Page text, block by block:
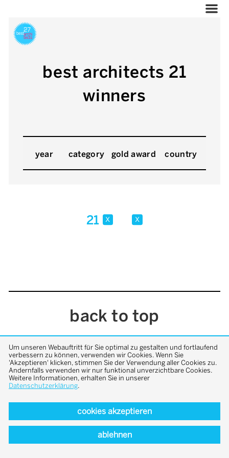
best architects 21
winners
year category gold award country
21 x x
back to top
Um unseren Webauftritt für Sie optimal zu gestalten und fortlaufend
verbessern zu können, verwenden wir Cookies. Wenn Sie
'Akzeptieren' klicken, stimmen Sie der Verwendung aller Cookies zu.
Andernfalls verwenden wir nur funktional unverzichtbare Cookies.
Weitere Informationen, erhalten Sie in unserer
Datenschutzerklärung.
cookies akzeptieren
ablehnen